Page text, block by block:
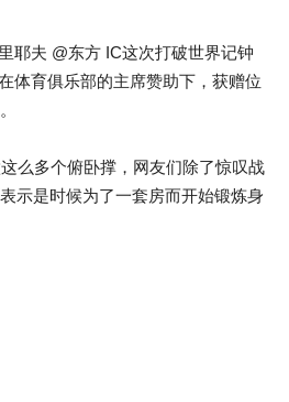
耶夫 @东方 IC这次打破世界记钟
体育俱乐部的主席赞助下，获赠位
么多个俯卧撑，网友们除了惊叹战
示是时候为了一套房而开始锻炼身